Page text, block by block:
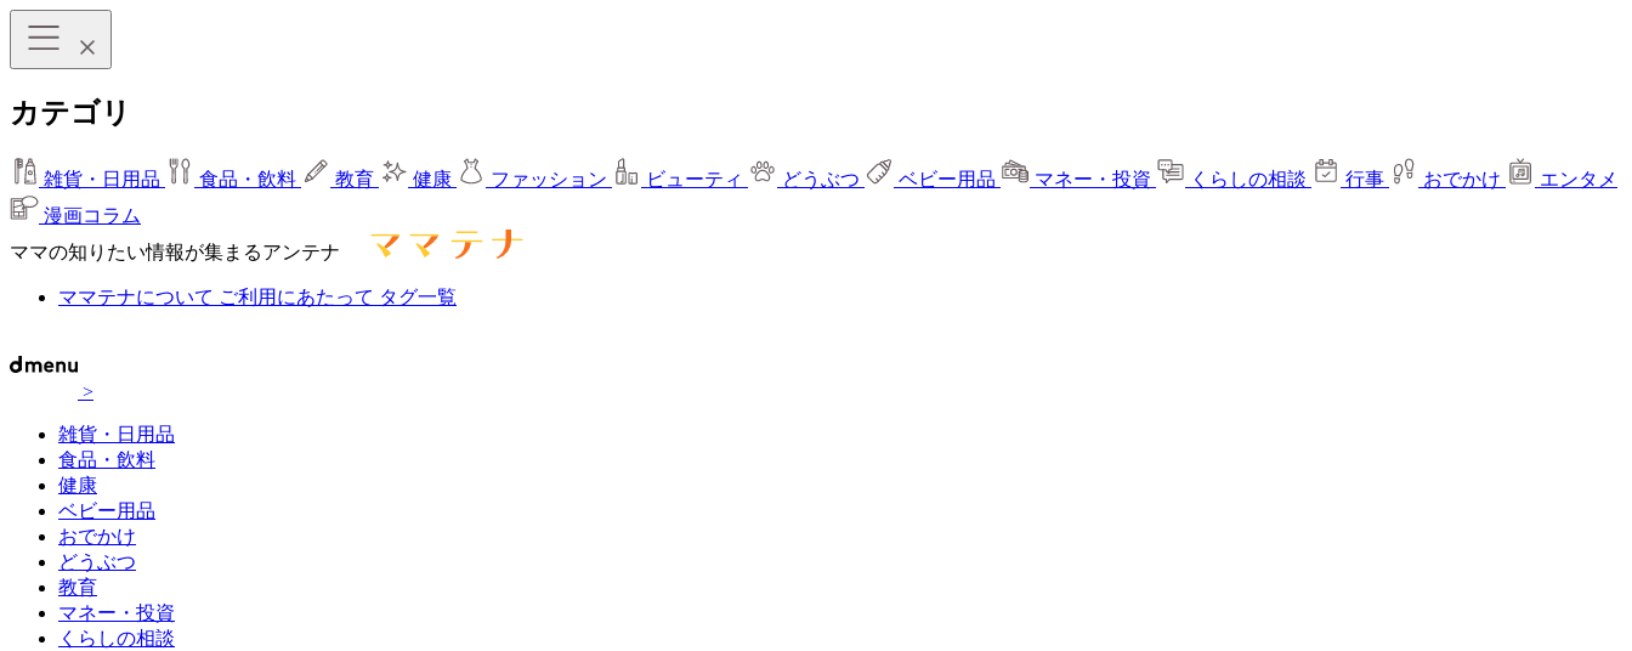
カテゴリ
雑貨・日用品 食品・飲料 教育 健康 ファッション ビューティ どうぶつ ベビー用品 マネー・投資 くらしの相談 行事 おでかけ
エンタメ
漫画コラム
ママの知りたい情報が集まるアンテナ
ママテナについて ご利用にあたって タグ一覧
>
雑貨・日用品
食品・飲料
健康
ベビー用品
おでかけ
どうぶつ
教育
マネー・投資
くらしの相談